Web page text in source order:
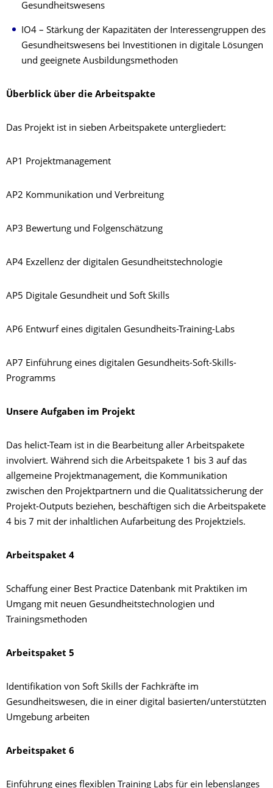
Gesundheitswesens
IO4 – Stärkung der Kapazitäten der Interessengruppen des
Gesundheitswesens bei Investitionen in digitale Lösungen
und geeignete Ausbildungsmethoden
Überblick über die Arbeitspakte
Das Projekt ist in sieben Arbeitspakete untergliedert:
AP1 Projektmanagement
AP2 Kommunikation und Verbreitung
AP3 Bewertung und Folgenschätzung
AP4 Exzellenz der digitalen Gesundheitstechnologie
AP5 Digitale Gesundheit und Soft Skills
AP6 Entwurf eines digitalen Gesundheits-Training-Labs
AP7 Einführung eines digitalen Gesundheits-Soft-Skills-
Programms
Unsere Aufgaben im Projekt
Das helict-Team ist in die Bearbeitung aller Arbeitspakete
involviert. Während sich die Arbeitspakete 1 bis 3 auf das
allgemeine Projektmanagement, die Kommunikation
zwischen den Projektpartnern und die Qualitätssicherung der
Projekt-Outputs beziehen, beschäftigen sich die Arbeitspakete
4 bis 7 mit der inhaltlichen Aufarbeitung des Projektziels.
Arbeitspaket 4
Schaffung einer Best Practice Datenbank mit Praktiken im
Umgang mit neuen Gesundheitstechnologien und
Trainingsmethoden
Arbeitspaket 5
Identifikation von Soft Skills der Fachkräfte im
Gesundheitswesen, die in einer digital basierten/unterstützten
Umgebung arbeiten
Arbeitspaket 6
Einführung eines flexiblen Training Labs für ein lebenslanges